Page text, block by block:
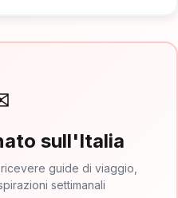
sull'Italia
guide di viaggio,
settimanali